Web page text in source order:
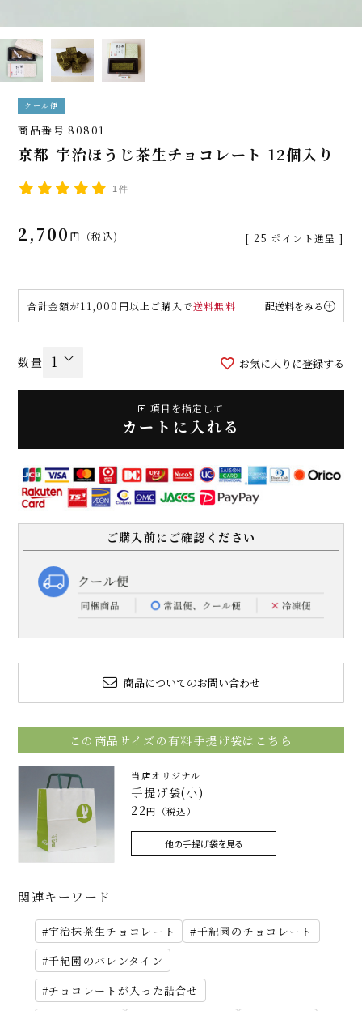
クール便
商品番号 80801
京都 宇治ほうじ茶生チョコレート 12個入り
1件
2,700 税込 [ 25 ポイント進呈 ]
合計金額が11,000円以上ご購入で送料無料 配送料をみる
お気に入りに登録する
項目を指定して
カートに入れる
ご購入前にご確認ください
商品についてのお問い合わせ
この商品サイズの有料手提げ袋はこちら
当店オリジナル
手提げ袋(小)
22円（税込）
他の手提げ袋を見る
関連キーワード
宇治抹茶生チョコレート
千紀園のチョコレート
千紀園のバレンタイン
チョコレートが入った詰合せ